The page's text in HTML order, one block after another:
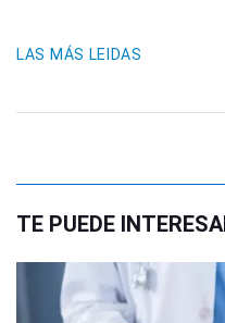
LAS MÁS LEIDAS
TE PUEDE